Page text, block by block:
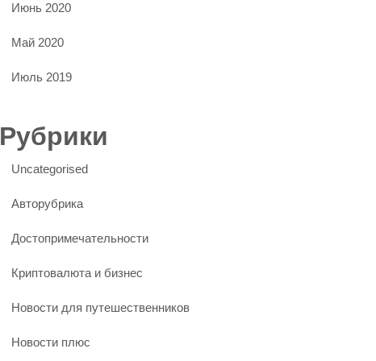
Июнь 2020
Май 2020
Июль 2019
Рубрики
Uncategorised
Авторубрика
Достопримечательности
Криптовалюта и бизнес
Новости для путешественников
Новости плюс